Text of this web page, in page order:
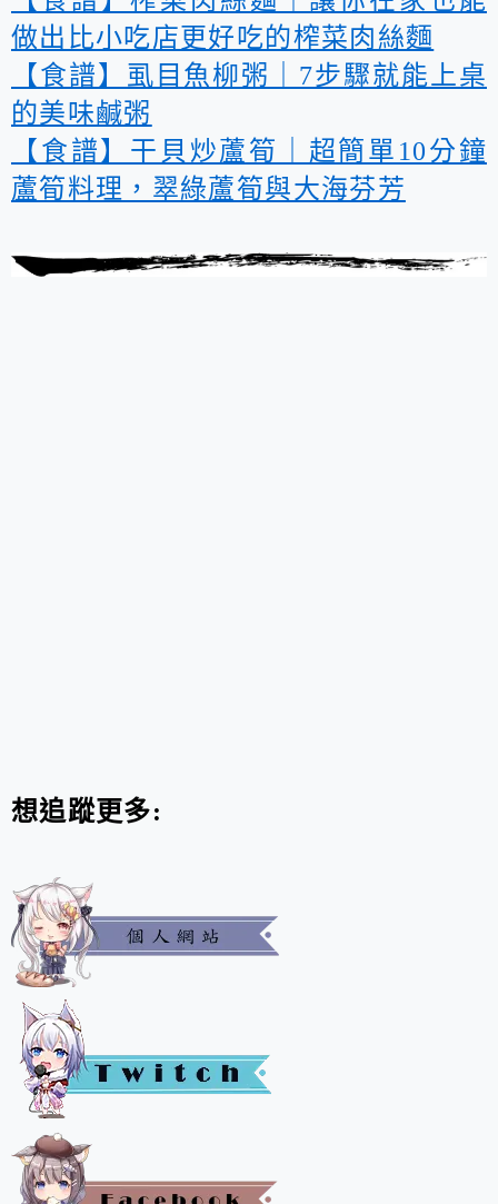
做出比小吃店更好吃的榨菜肉絲麵
【食譜】虱目魚柳粥｜7步驟就能上桌
的美味鹹粥
【食譜】干貝炒蘆筍｜超簡單10分鐘
蘆筍料理，翠綠蘆筍與大海芬芳
想追蹤更多: